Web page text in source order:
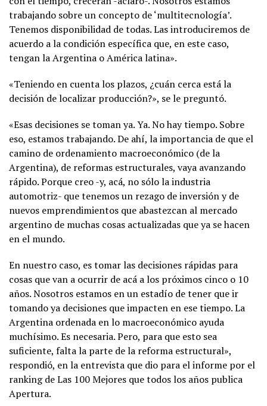
trabajando sobre un concepto de ‘multitecnología’.
Tenemos disponibilidad de todas. Las introduciremos de
acuerdo a la condición específica que, en este caso,
tengan la Argentina o América latina».
«Teniendo en cuenta los plazos, ¿cuán cerca está la
decisión de localizar producción?», se le preguntó.
«Esas decisiones se toman ya. Ya. No hay tiempo. Sobre
eso, estamos trabajando. De ahí, la importancia de que el
camino de ordenamiento macroeconómico (de la
Argentina), de reformas estructurales, vaya avanzando
rápido. Porque creo -y, acá, no sólo la industria
automotriz- que tenemos un rezago de inversión y de
nuevos emprendimientos que abastezcan al mercado
argentino de muchas cosas actualizadas que ya se hacen
en el mundo.
En nuestro caso, es tomar las decisiones rápidas para
cosas que van a ocurrir de acá a los próximos cinco o 10
años. Nosotros estamos en un estadío de tener que ir
tomando ya decisiones que impacten en ese tiempo. La
Argentina ordenada en lo macroeconómico ayuda
muchísimo. Es necesaria. Pero, para que esto sea
suficiente, falta la parte de la reforma estructural»,
respondió, en la entrevista que dio para el informe por el
ranking de Las 100 Mejores que todos los años publica
Apertura.